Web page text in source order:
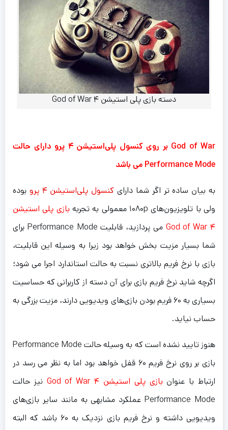
دسته بازی پلی استیشن ۴ God of War
God of War بر روی کنسول پلی‌استیشن‌ ۴ پرو دارای حالت
Performance Mode می باشد
به بیان ساده تر اگر شما دارای کنسول پلی‌استیشن ۴ پرو
بوده
ولی با تلویزیون‌های ۱۰۸۰p معمولی به تجربه
بازی پلی استیشن
۴ God of War
می پردازید، قابلیت Performance Mode برای
شما بسیار مزیت بخش خواهد بود زیرا به وسیله این قابلیت،
بازی با نرخ فریم بالاتری نسبت به حالت استاندارد اجرا می شود؛
اگرچه شاید نرخ فریم بازی برای آن دسته از کاربرانی که حساسیت
بسیاری به ۶۰ فریم بودن بازی‌های ویدیویی دارند، مزیت بزرگی به
حساب نیاید.
هنوز تایید نشده است که به وسیله حالت Performance Mode
بازی بر روی نرخ فریم ۶۰ قفل خواهد بود اما به نظر می رسد در
ارتباط با عنوانبازی پلی استیشن ۴ God of War
نیز حالت
Performance Mode عملکرد مشابهی به مانند سایر بازی‌های
ویدیویی داشته و نرخ فریم بازی نزدیک به ۶۰ باشد که البته